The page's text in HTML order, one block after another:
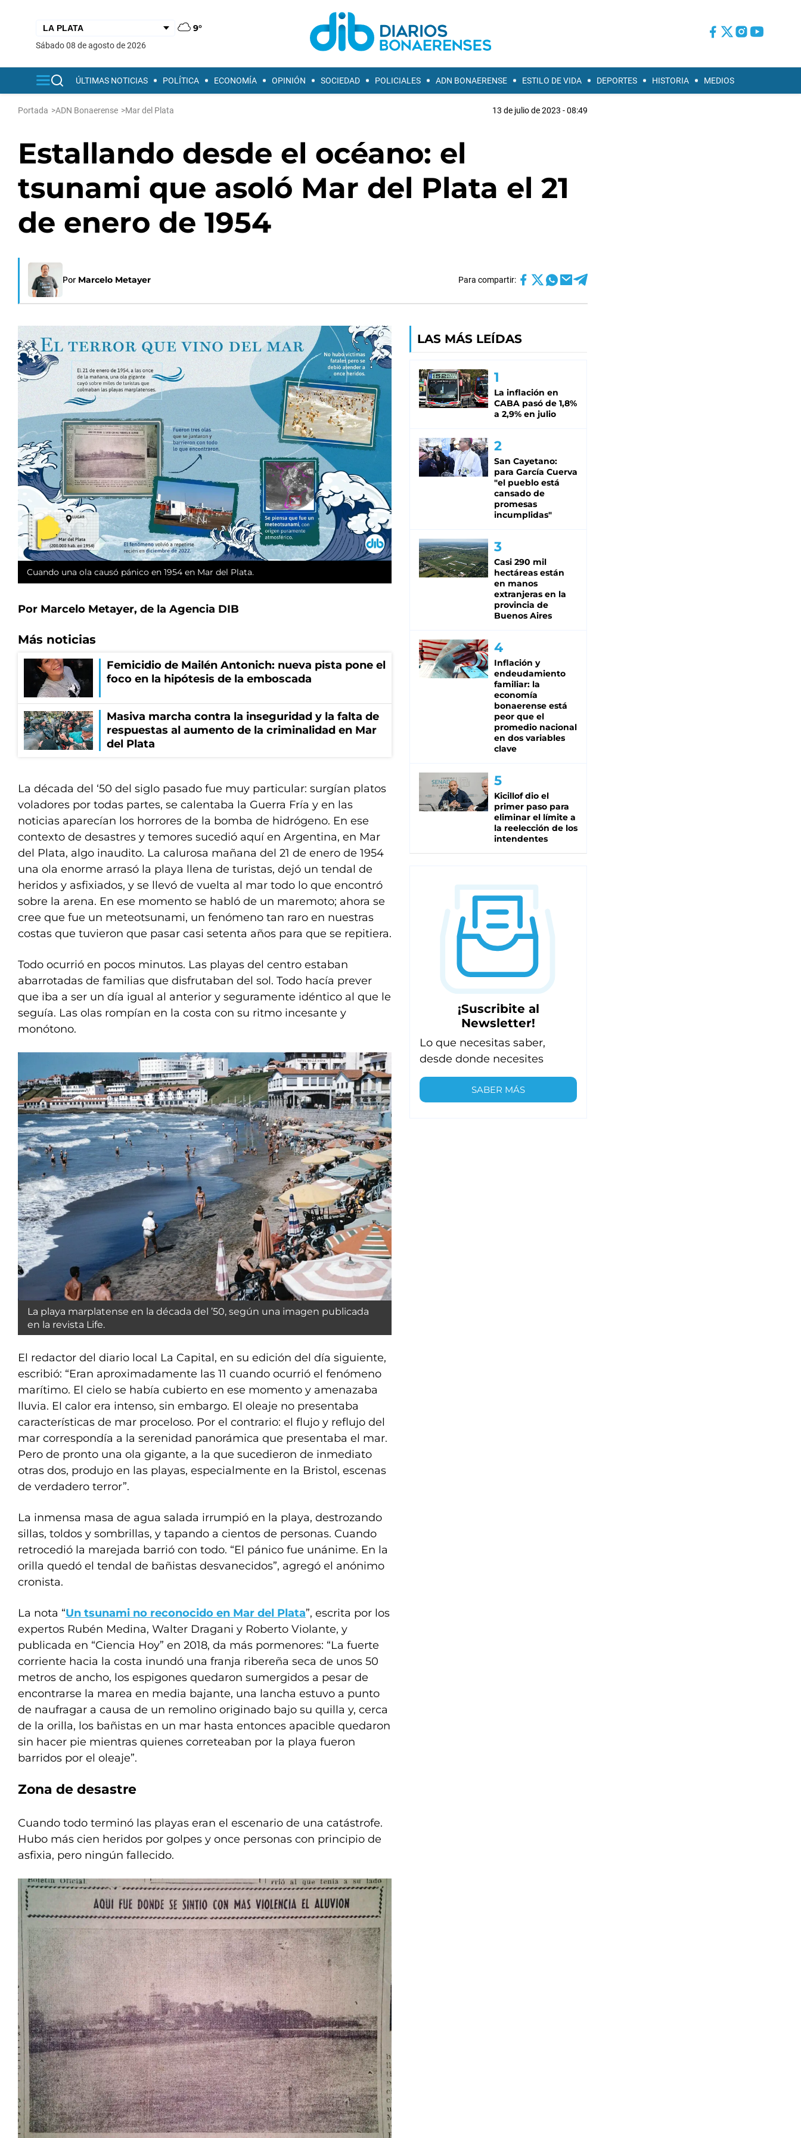
9°
sábado 08 de agosto de 2026
ÚLTIMAS NOTICIAS POLÍTICA ECONOMÍA OPINIÓN SOCIEDAD POLICIALES ADN BONAERENSE ESTILO DE VIDA DEPORTES HISTORIA MEDIOS
Portada >ADN Bonaerense >Mar del Plata 13 de julio de 2023 - 08:49
Estallando desde el océano: el
tsunami que asoló Mar del Plata el 21
de enero de 1954
Por Marcelo Metayer Para compartir:
Cuando una ola causó pánico en 1954 en Mar del Plata.
Por Marcelo Metayer, de la Agencia DIB
Más noticias
Femicidio de Mailén Antonich: nueva pista pone el
foco en la hipótesis de la emboscada
Masiva marcha contra la inseguridad y la falta de
respuestas al aumento de la criminalidad en Mar
del Plata
La década del ‘50 del siglo pasado fue muy particular: surgían platos
voladores por todas partes, se calentaba la Guerra Fría y en las
noticias aparecían los horrores de la bomba de hidrógeno. En ese
contexto de desastres y temores sucedió aquí en Argentina, en Mar
del Plata, algo inaudito. La calurosa mañana del 21 de enero de 1954
una ola enorme arrasó la playa llena de turistas, dejó un tendal de
heridos y asfixiados, y se llevó de vuelta al mar todo lo que encontró
sobre la arena. En ese momento se habló de un maremoto; ahora se
cree que fue un meteotsunami, un fenómeno tan raro en nuestras
costas que tuvieron que pasar casi setenta años para que se repitiera.
Todo ocurrió en pocos minutos. Las playas del centro estaban
abarrotadas de familias que disfrutaban del sol. Todo hacía prever
que iba a ser un día igual al anterior y seguramente idéntico al que le
seguía. Las olas rompían en la costa con su ritmo incesante y
monótono.
La playa marplatense en la década del ’50, según una imagen publicada
en la revista Life.
El redactor del diario local La Capital, en su edición del día siguiente,
escribió: “Eran aproximadamente las 11 cuando ocurrió el fenómeno
marítimo. El cielo se había cubierto en ese momento y amenazaba
lluvia. El calor era intenso, sin embargo. El oleaje no presentaba
características de mar proceloso. Por el contrario: el flujo y reflujo del
mar correspondía a la serenidad panorámica que presentaba el mar.
Pero de pronto una ola gigante, a la que sucedieron de inmediato
otras dos, produjo en las playas, especialmente en la Bristol, escenas
de verdadero terror”.
La inmensa masa de agua salada irrumpió en la playa, destrozando
sillas, toldos y sombrillas, y tapando a cientos de personas. Cuando
retrocedió la marejada barrió con todo. “El pánico fue unánime. En la
orilla quedó el tendal de bañistas desvanecidos”, agregó el anónimo
cronista.
La nota “Un tsunami no reconocido en Mar del Plata”, escrita por los
expertos Rubén Medina, Walter Dragani y Roberto Violante, y
publicada en “Ciencia Hoy” en 2018, da más pormenores: “La fuerte
corriente hacia la costa inundó una franja ribereña seca de unos 50
metros de ancho, los espigones quedaron sumergidos a pesar de
encontrarse la marea en media bajante, una lancha estuvo a punto
de naufragar a causa de un remolino originado bajo su quilla y, cerca
de la orilla, los bañistas en un mar hasta entonces apacible quedaron
sin hacer pie mientras quienes correteaban por la playa fueron
barridos por el oleaje”.
Zona de desastre
Cuando todo terminó las playas eran el escenario de una catástrofe.
Hubo más cien heridos por golpes y once personas con principio de
asfixia, pero ningún fallecido.
LAS MÁS LEÍDAS
La inflación en
CABA pasó de 1,8%
a 2,9% en julio
San Cayetano:
para García Cuerva
"el pueblo está
cansado de
promesas
incumplidas"
Casi 290 mil
hectáreas están
en manos
extranjeras en la
provincia de
Buenos Aires
Inflación y
endeudamiento
familiar: la
economía
bonaerense está
peor que el
promedio nacional
en dos variables
clave
Kicillof dio el
primer paso para
eliminar el límite a
la reelección de los
intendentes
¡Suscribite al
Newsletter!
Lo que necesitas saber,
desde donde necesites
SABER MÁS